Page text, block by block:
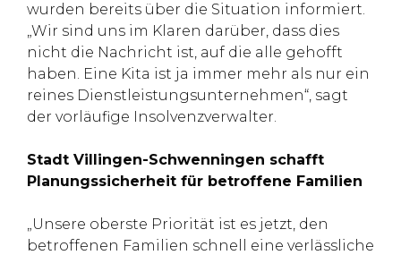
wurden bereits über die Situation informiert.
„Wir sind uns im Klaren darüber, dass dies
nicht die Nachricht ist, auf die alle gehofft
haben. Eine Kita ist ja immer mehr als nur ein
reines Dienstleistungsunternehmen“, sagt
der vorläufige Insolvenzverwalter.
Stadt Villingen-Schwenningen schafft
Planungssicherheit für betroffene Familien
„Unsere oberste Priorität ist es jetzt, den
betroffenen Familien schnell eine verlässliche